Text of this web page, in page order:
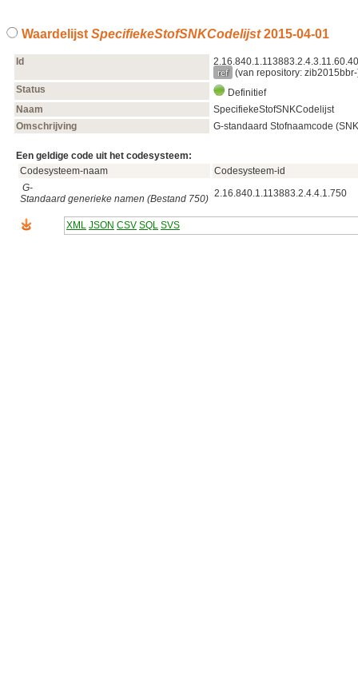
Waardelijst SpecifiekeStofSNKCodelijst2015‑04‑01
Id
ref (van repository:
Status
Definitief
Naam
SpecifiekeStofSNKCodelijst
Omschrijving
G-standaard Stofnaamcode
Een geldige code uit het codesysteem:
Codesysteem-naam
Codesysteem-id
G-
Standaard generieke namen (Bestand 750) 2.16.840.1.113883.2.4.4.1.750
XML JSON CSV SQL SVS